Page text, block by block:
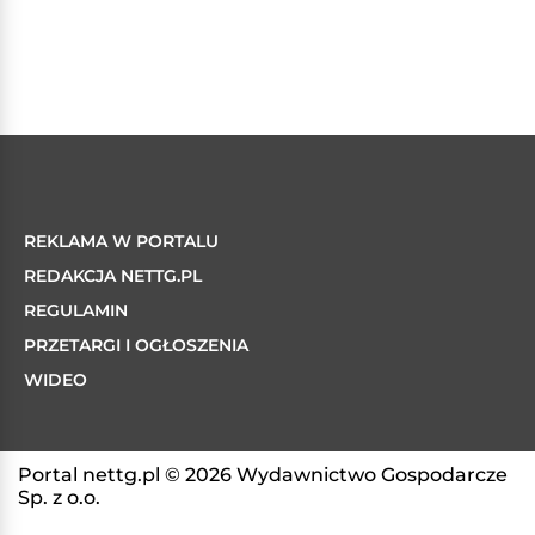
REKLAMA W PORTALU
REDAKCJA NETTG.PL
REGULAMIN
PRZETARGI I OGŁOSZENIA
WIDEO
Portal nettg.pl © 2026 Wydawnictwo Gospodarcze
Sp. z o.o.